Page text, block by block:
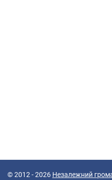
© 2012 - 2026 Незалежний